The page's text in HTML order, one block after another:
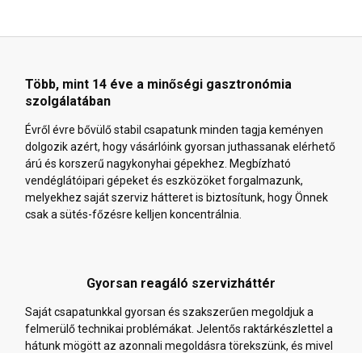
Több, mint 14 éve a minőségi gasztronómia
szolgálatában
Évről évre bővülő stabil csapatunk minden tagja keményen
dolgozik azért, hogy vásárlóink gyorsan juthassanak elérhető
árú és korszerű nagykonyhai gépekhez. Megbízható
vendéglátóipari gépeket és eszközöket forgalmazunk,
melyekhez saját szerviz hátteret is biztosítunk, hogy Önnek
csak a sütés-főzésre kelljen koncentrálnia.
Gyorsan reagáló szervizháttér
Saját csapatunkkal gyorsan és szakszerűen megoldjuk a
felmerülő technikai problémákat. Jelentős raktárkészlettel a
hátunk mögött az azonnali megoldásra törekszünk, és mivel